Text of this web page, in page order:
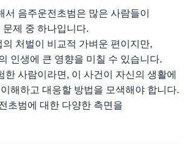
서 음주운전초범은 많은 사람들이
제 중 하나입니다.
처벌이 비교적 가벼운 편이지만,
인생에 큰 영향을 미칠 수 있습니다.
한 사람이라면, 이 사건이 자신의 생활에
해하고 대응할 방법을 모색해야 합니다.
초범에 대한 다양한 측면을